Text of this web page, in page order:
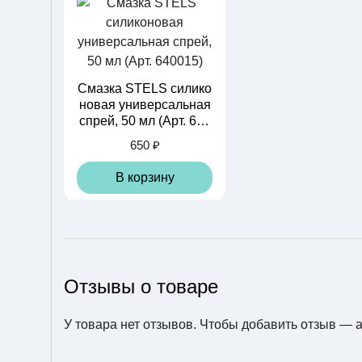
Смазка STELS силико
новая универсальная
спрей, 50 мл (Арт. 640
650 ₽
В корзину
Отзывы о товаре
У товара нет отзывов. Чтобы добавить отзыв —